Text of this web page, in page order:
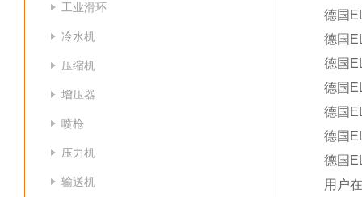
工业滑环
冷水机
压缩机
增压器
喷枪
压力机
输送机
德国
德国
德国
德国
德国
德国
德国
用户